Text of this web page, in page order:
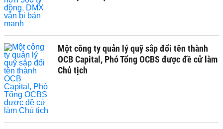
Một công ty quản lý quỹ sắp đổi tên thành
OCB Capital, Phó Tổng OCBS được đề cử làm
Chủ tịch